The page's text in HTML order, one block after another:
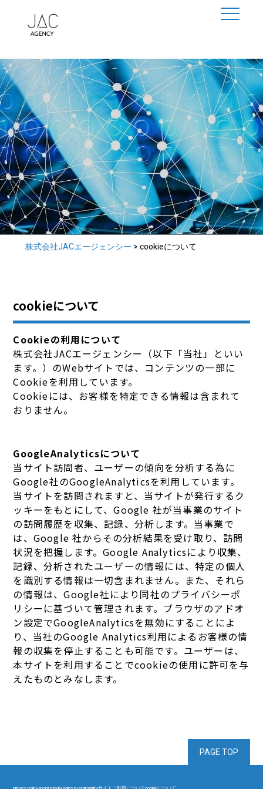
株式会社JACエージェンシー > cookieについて
cookieについて
Cookieの利用について
株式会社JACエージェンシー（以下「当社」といい
ます。）のWebサイトでは、コンテンツの一部に
Cookieを利用しています。
Cookieには、お客様を特定できる情報は含まれて
おりません。
GoogleAnalyticsについて
当サイト訪問者、ユーザーの傾向を分析する為に
Google社のGoogleAnalyticsを利用しています。
当サイトを訪問されますと、当サイトが発行するク
ッキーをもとにして、Google 社が当事業のサイト
の訪問履歴を収集、記録、分析します。当事業で
は、Google 社からその分析結果を受け取り、訪問
状況を把握します。Google Analyticsにより収集、
記録、分析されたユーザーの情報には、特定の個人
を識別する情報は一切含まれません。また、それら
の情報は、Google社により同社のプライバシーポ
リシーに基づいて管理されます。ブラウザのアドオ
ン設定でGoogleAnalyticsを無効にすることによ
り、当社のGoogle Analytics利用によるお客様の情
報の収集を停止することも可能です。ユーザーは、
本サイトを利用することでcookieの使用に許可を与
えたものとみなします。
PAGE TOP